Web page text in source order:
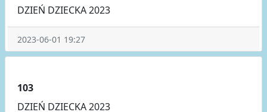
DZIEŃ DZIECKA 2023
2023-06-01 19:27
103
DZIEŃ DZIECKA 2023